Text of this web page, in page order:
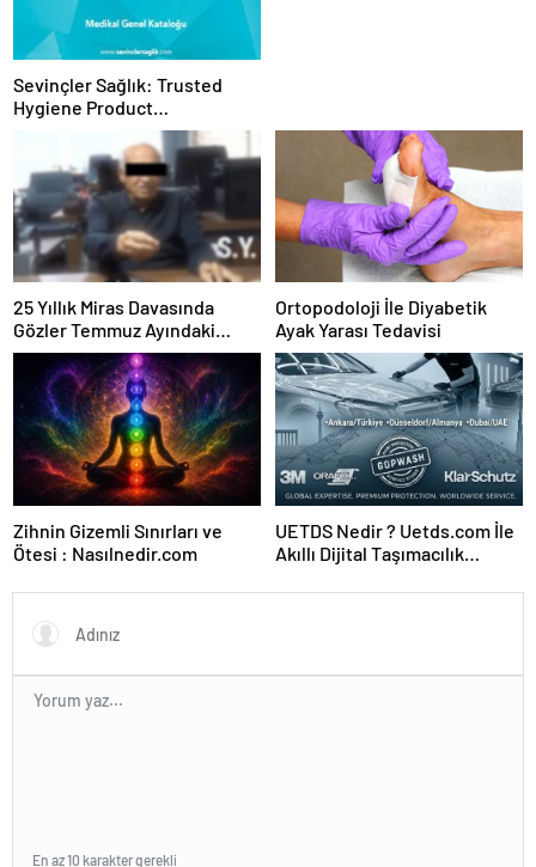
Sevinçler Sağlık: Trusted
Hygiene Product
Manufacturer in Turkey
25 Yıllık Miras Davasında
Gözler Temmuz Ayındaki
Karar Duruşmasına Çevrildi
Ortopodoloji İle Diyabetik
Ayak Yarası Tedavisi
Zihnin Gizemli Sınırları ve
Ötesi : Nasılnedir.com
UETDS Nedir ? Uetds.com İle
Akıllı Dijital Taşımacılık
En az 10 karakter gerekli